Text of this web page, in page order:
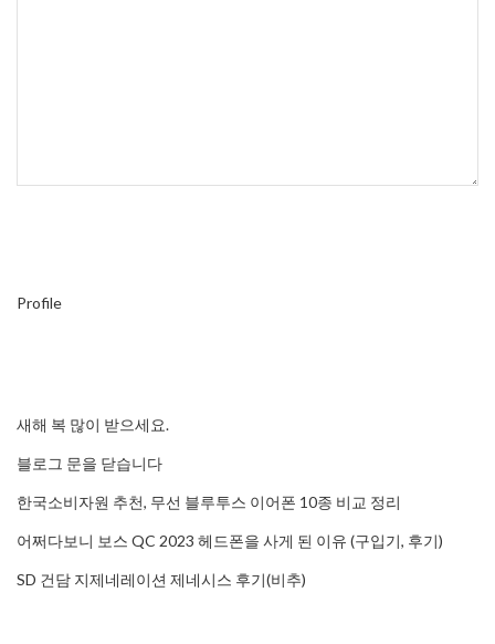
Profile
새해 복 많이 받으세요.
블로그 문을 닫습니다
한국소비자원 추천, 무선 블루투스 이어폰 10종 비교 정리
어쩌다보니 보스 QC 2023 헤드폰을 사게 된 이유 (구입기, 후기)
SD 건담 지제네레이션 제네시스 후기(비추)